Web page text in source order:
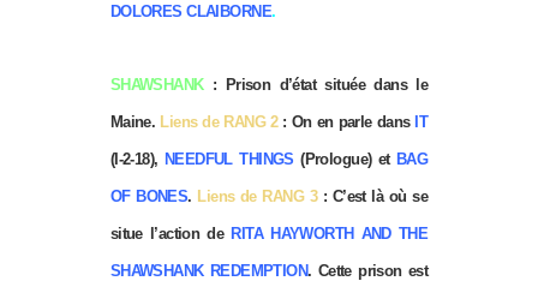
DOLORES CLAIBORNE.
SHAWSHANK: Prison d’état située dans le
Maine. Liens de RANG 2: On en parle dansIT
(I-2-18), NEEDFUL THINGS (Prologue) et BAG
OF BONES. Liens de RANG 3: C’est là où se
situe l’action de RITA HAYWORTH AND THE
SHAWSHANK REDEMPTION. Cette prison est